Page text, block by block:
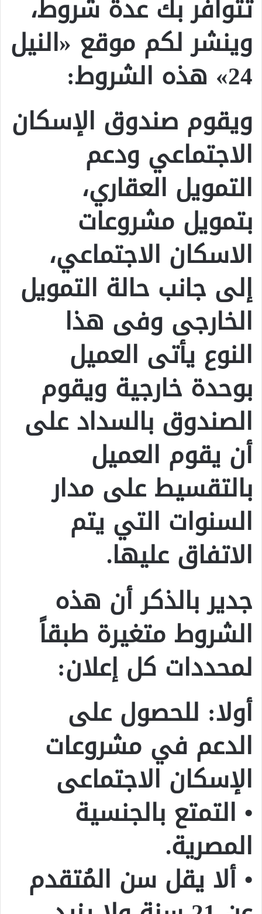
تتوافر بك عدة شروط،
وينشر لكم موقع «النيل
24» هذه الشروط:
ويقوم صندوق الإسكان
الاجتماعي ودعم
التمويل العقاري،
بتمويل مشروعات
الاسكان الاجتماعي،
إلى جانب حالة التمويل
الخارجى وفى هذا
النوع يأتى العميل
بوحدة خارجية ويقوم
الصندوق بالسداد على
أن يقوم العميل
بالتقسيط على مدار
السنوات التي يتم
الاتفاق عليها.
جدير بالذكر أن هذه
الشروط متغيرة طبقاً
لمحددات كل إعلان:
أولا: للحصول على
الدعم في مشروعات
الإسكان الاجتماعى
• التمتع بالجنسية
المصرية.
• ألا يقل سن المُتقدم